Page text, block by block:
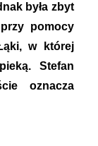
była zbyt
pomocy
w której
Stefan
oznacza